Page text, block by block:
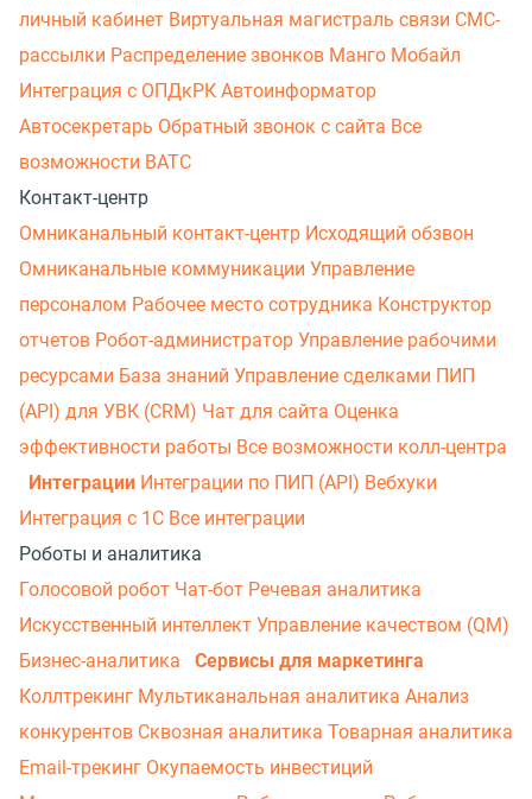
личный кабинет Виртуальная магистраль связи СМС-
рассылки Распределение звонков Манго Мобайл
Интеграция с ОПДкРК Автоинформатор
Автосекретарь Обратный звонок с сайта Все
возможности ВАТС
Контакт-центр
Омниканальный контакт-центр Исходящий обзвон
Омниканальные коммуникации Управление
персоналом Рабочее место сотрудника Конструктор
отчетов Робот-администратор Управление рабочими
ресурсами База знаний Управление сделками ПИП
(API) для УВК (CRM) Чат для сайта Оценка
эффективности работы Все возможности колл-центра
Интеграции Интеграции по ПИП (API) Вебхуки
Интеграция с 1С Все интеграции
Роботы и аналитика
Голосовой робот Чат-бот Речевая аналитика
Искусственный интеллект Управление качеством (QM)
Бизнес-аналитика
Сервисы для маркетинга
Коллтрекинг Мультиканальная аналитика Анализ
конкурентов Сквозная аналитика Товарная аналитика
Email-трекинг Окупаемость инвестиций